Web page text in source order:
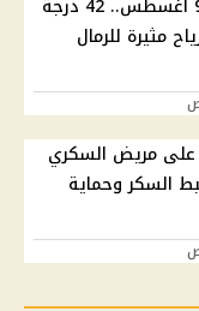
درجات الحرارة اليوم الأحد 9 أغسطس.. 42 درجة
مثيرة للرمال
على مريض السكري
السكر وحماية